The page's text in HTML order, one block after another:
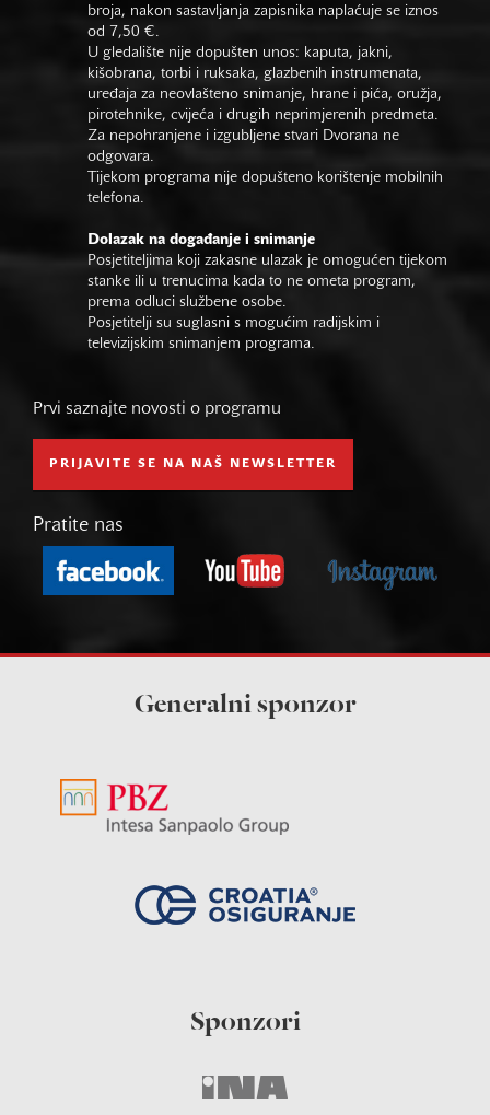
broja, nakon sastavljanja zapisnika naplaćuje se iznos
od 7,50 €.
U gledalište nije dopušten unos: kaputa, jakni,
kišobrana, torbi i ruksaka, glazbenih instrumenata,
uređaja za neovlašteno snimanje, hrane i pića, oružja,
pirotehnike, cvijeća i drugih neprimjerenih predmeta.
Za nepohranjene i izgubljene stvari Dvorana ne
odgovara.
Tijekom programa nije dopušteno korištenje mobilnih
telefona.
Dolazak na događanje i snimanje
Posjetiteljima koji zakasne ulazak je omogućen tijekom
stanke ili u trenucima kada to ne ometa program,
prema odluci službene osobe.
Posjetitelji su suglasni s mogućim radijskim i
televizijskim snimanjem programa.
Prvi saznajte novosti o programu
PRIJAVITE SE NA NAŠ NEWSLETTER
Pratite nas
Generalni sponzor
Sponzori